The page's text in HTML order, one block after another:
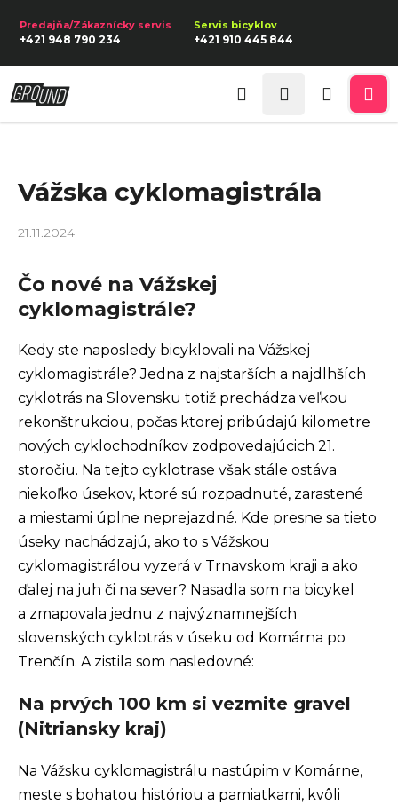
obsah+421 948 790 234 +421 910 445 844
Prihlásenie
Vážska cyklomagistrála
21.11.2024
Čo nové na Vážskej
cyklomagistrále?
Kedy ste naposledy bicyklovali na Vážskej
cyklomagistrále? Jedna z najstarších a najdlhších
cyklotrás na Slovensku totiž prechádza veľkou
rekonštrukciou, počas ktorej pribúdajú kilometre
nových cyklochodníkov zodpovedajúcich 21.
storočiu. Na tejto cyklotrase však stále ostáva
niekoľko úsekov, ktoré sú rozpadnuté, zarastené
a miestami úplne neprejazdné. Kde presne sa tieto
úseky nachádzajú, ako to s Vážskou
cyklomagistrálou vyzerá v Trnavskom kraji a ako
ďalej na juh či na sever? Nasadla som na bicykel
a zmapovala jednu z najvýznamnejších
slovenských cyklotrás v úseku od Komárna po
Trenčín. A zistila som nasledovné:
Na prvých 100 km si vezmite gravel
(Nitriansky kraj)
Na Vážsku cyklomagistrálu nastúpim v Komárne,
meste s bohatou históriou a pamiatkami, kvôli
š
k
Späť
Späť
Č
o
t
b
u
j
e
t
e
n
á
j
s
ť
?
Hľadať
O
d
p
o